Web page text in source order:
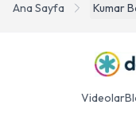
Ana Sayfa Kumar
Videolar